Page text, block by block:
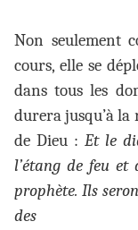
Non seulement
cours, elle se
dans tous les
durera jusqu’à la
de Dieu : Et le
l’étang de feu
prophète. Ils
des